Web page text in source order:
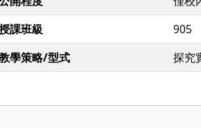
課班級
905
學策略/型式 探究